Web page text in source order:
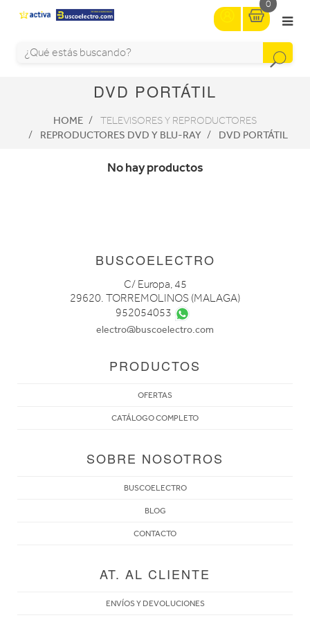
0
DVD PORTÁTIL
HOME TELEVISORES Y REPRODUCTORES
REPRODUCTORES DVD Y BLU-RAY DVD PORTÁTIL
No hay productos
BUSCOELECTRO
C/ Europa, 45
29620. TORREMOLINOS (MALAGA)
952054053
electro@buscoelectro.com
PRODUCTOS
OFERTAS
CATÁLOGO COMPLETO
SOBRE NOSOTROS
BUSCOELECTRO
BLOG
CONTACTO
AT. AL CLIENTE
ENVÍOS Y DEVOLUCIONES